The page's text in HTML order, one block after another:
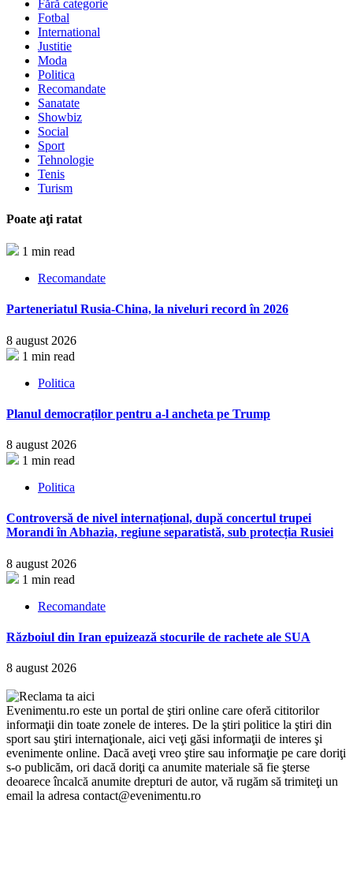
Fără categorie
Fotbal
International
Justitie
Moda
Politica
Recomandate
Sanatate
Showbiz
Social
Sport
Tehnologie
Tenis
Turism
Poate aţi ratat
1 min read
Recomandate
Parteneriatul Rusia-China, la niveluri record în 2026
8 august 2026
1 min read
Politica
Planul democraților pentru a-l ancheta pe Trump
8 august 2026
1 min read
Politica
Controversă de nivel internațional, după concertul trupei
Morandi în Abhazia, regiune separatistă, sub protecția Rusiei
8 august 2026
1 min read
Recomandate
Războiul din Iran epuizează stocurile de rachete ale SUA
8 august 2026
Evenimentu.ro este un portal de ştiri online care oferă cititorilor
informaţii din toate zonele de interes. De la ştiri politice la ştiri din
sport sau ştiri internaţionale, aici veţi găsi informaţii de interes şi
evenimente online. Dacă aveţi vreo ştire sau informaţie pe care doriţi
s-o publicăm, ori dacă doriţi ca anumite materiale să fie şterse
deoarece încalcă anumite drepturi de autor, vă rugăm să trimiteţi un
email la adresa contact@evenimentu.ro